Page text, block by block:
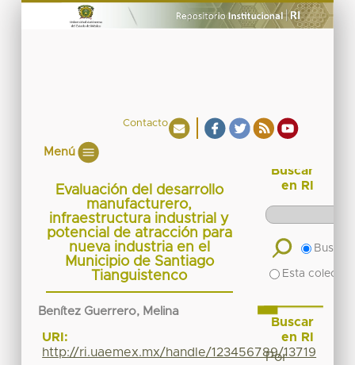
Contacto
Menú
Evaluación del desarrollo
manufacturero,
infraestructura industrial y
potencial de atracción para
nueva industria en el
Municipio de Santiago
Tianguistenco
Benítez Guerrero, Melina
URI:
http://ri.uaemex.mx/handle/123456789/13719
Buscar
en RI
Buscar
Esta
Buscar
en RI
Por